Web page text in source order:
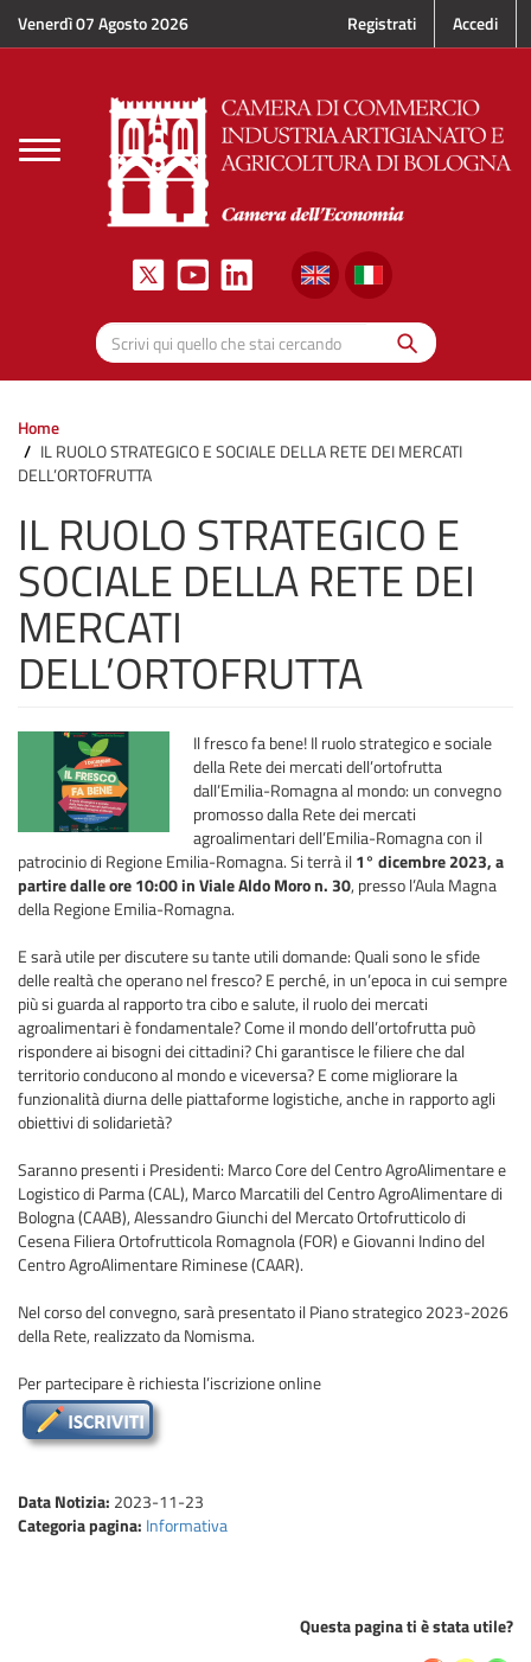
Salta al contenuto principale
Venerdì 07 Agosto 2026 Registrati Accedi
Toggle
navigation
Scrivi qui quello che stai cercando
Cerca
Home
IL RUOLO STRATEGICO E SOCIALE DELLA RETE DEI MERCATI
DELL’ORTOFRUTTA
IL RUOLO STRATEGICO E
SOCIALE DELLA RETE DEI
MERCATI
DELL’ORTOFRUTTA
Il fresco fa bene! Il ruolo strategico e sociale
della Rete dei mercati dell’ortofrutta
dall’Emilia-Romagna al mondo: un convegno
promosso dalla Rete dei mercati
agroalimentari dell’Emilia-Romagna con il
patrocinio di Regione Emilia-Romagna. Si terrà il1° dicembre 2023, a
partire dalle ore 10:00 in Viale Aldo Moro n. 30, presso l’Aula Magna
della Regione Emilia-Romagna.
E sarà utile per discutere su tante utili domande: Quali sono le sfide
delle realtà che operano nel fresco? E perché, in un’epoca in cui sempre
più si guarda al rapporto tra cibo e salute, il ruolo dei mercati
agroalimentari è fondamentale? Come il mondo dell’ortofrutta può
rispondere ai bisogni dei cittadini? Chi garantisce le filiere che dal
territorio conducono al mondo e viceversa? E come migliorare la
funzionalità diurna delle piattaforme logistiche, anche in rapporto agli
obiettivi di solidarietà?
Saranno presenti i Presidenti: Marco Core del Centro AgroAlimentare e
Logistico di Parma (CAL), Marco Marcatili del Centro AgroAlimentare di
Bologna (CAAB), Alessandro Giunchi del Mercato Ortofrutticolo di
Cesena Filiera Ortofrutticola Romagnola (FOR) e Giovanni Indino del
Centro AgroAlimentare Riminese (CAAR).
Nel corso del convegno, sarà presentato il Piano strategico 2023-2026
della Rete, realizzato da Nomisma.
Per partecipare è richiesta l’iscrizione online
Data Notizia: 2023-11-23
Categoria pagina: Informativa
Questa pagina ti è stata utile?